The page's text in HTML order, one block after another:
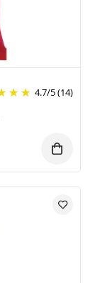
4.7/5(14)